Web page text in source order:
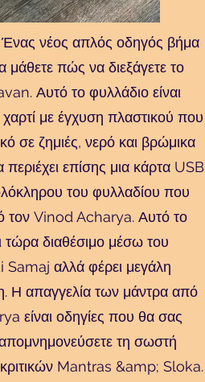
Ένας νέος απλός οδηγός βήμα
μάθετε πώς να διεξάγετε το
Αυτό το φυλλάδιο είναι
με έγχυση πλαστικού που
σε ζημιές, νερό και βρώμικα
επίσης μια κάρτα USB
του φυλλαδίου που
τον Vinod Acharya. Αυτό το
τώρα διαθέσιμο μέσω του
αλλά φέρει μεγάλη
Η απαγγελία των μάντρα από
είναι οδηγίες που θα σας
τη σωστή
Mantras &amp; Sloka.